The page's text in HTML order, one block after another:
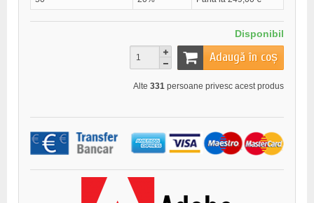
Disponibil
Adaugă în coș
Alte 331 persoane privesc acest produs